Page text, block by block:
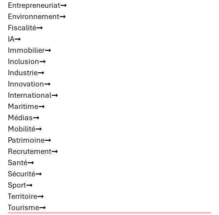
Entrepreneuriat
Environnement
Fiscalité
IA
Immobilier
Inclusion
Industrie
Innovation
International
Maritime
Médias
Mobilité
Patrimoine
Recrutement
Santé
Sécurité
Sport
Territoire
Tourisme